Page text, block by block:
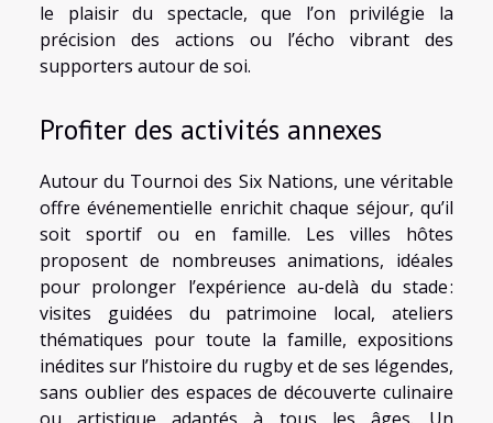
le plaisir du spectacle, que l’on privilégie la
précision des actions ou l’écho vibrant des
supporters autour de soi.
Profiter des activités annexes
Autour du Tournoi des Six Nations, une véritable
offre événementielle enrichit chaque séjour, qu’il
soit sportif ou en famille. Les villes hôtes
proposent de nombreuses animations, idéales
pour prolonger l’expérience au-delà du stade :
visites guidées du patrimoine local, ateliers
thématiques pour toute la famille, expositions
inédites sur l’histoire du rugby et de ses légendes,
sans oublier des espaces de découverte culinaire